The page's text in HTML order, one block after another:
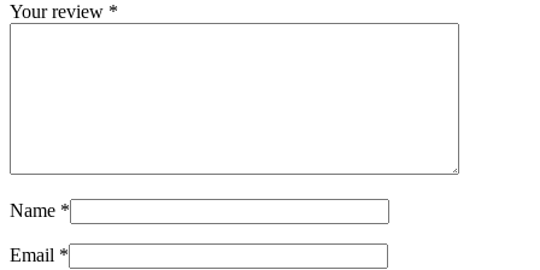
Your review *
Name *
Email *